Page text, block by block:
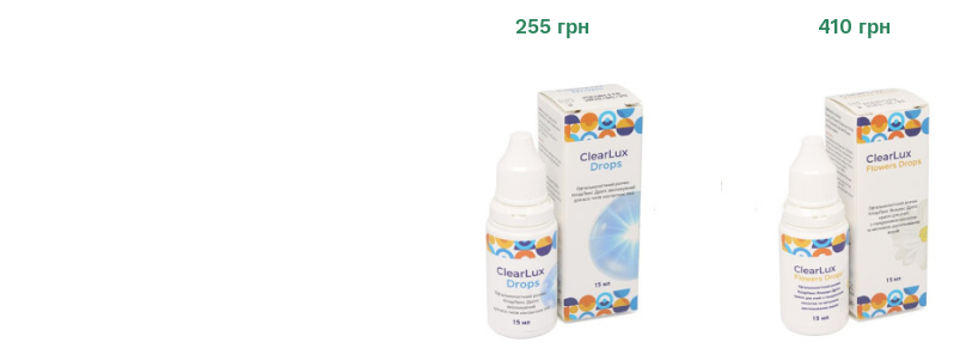
255 грн 410 грн